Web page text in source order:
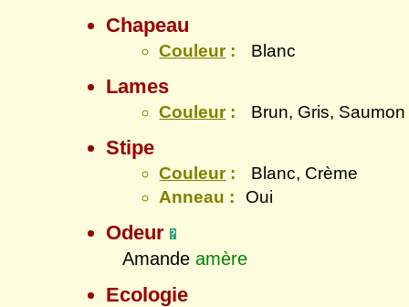
Chapeau
Couleur: Blanc
Lames
Couleur: Brun, Gris, Saumon
Stipe
Couleur:
Blanc, Crème
Anneau :
Oui
Odeur
Amandeamère
Ecologie